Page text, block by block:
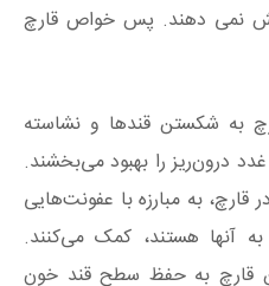
نمی دهند. پس خواص قارچ
به شکستن قندها و نشاسته
درون‌ریز را بهبود می‌بخشند.
به مبارزه با عفونت‌هایی
به آنها هستند، کمک می‌کنند.
قارچ به حفظ سطح قند خون